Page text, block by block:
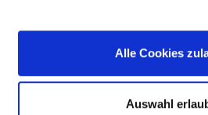
Alle Cookies
Auswahl
SOZIALPÄDAGOGE UND